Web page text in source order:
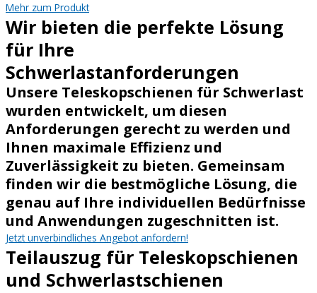
Mehr zum Produkt
Wir bieten die perfekte Lösung
für Ihre
Schwerlastanforderungen
Unsere Teleskopschienen für Schwerlast
wurden entwickelt, um diesen
Anforderungen gerecht zu werden und
Ihnen maximale Effizienz und
Zuverlässigkeit zu bieten. Gemeinsam
finden wir die bestmögliche Lösung, die
genau auf Ihre individuellen Bedürfnisse
und Anwendungen zugeschnitten ist.
Jetzt unverbindliches Angebot anfordern!
Teilauszug für Teleskopschienen
und Schwerlastschienen